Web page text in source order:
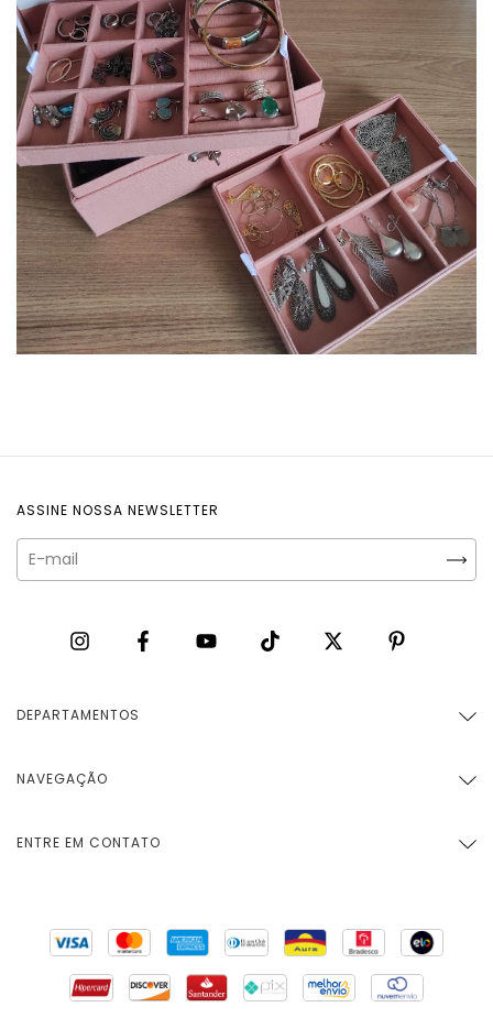
ASSINE NOSSA NEWSLETTER
DEPARTAMENTOS
NAVEGAÇÃO
ENTRE EM CONTATO